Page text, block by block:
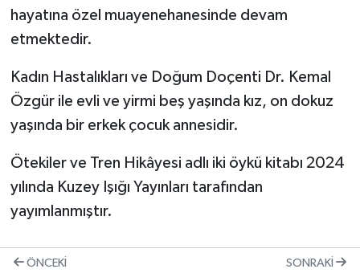
hayatına özel muayenehanesinde devam
etmektedir.
Kadın Hastalıkları ve Doğum Doçenti Dr. Kemal
Özgür ile evli ve yirmi beş yaşında kız, on dokuz
yaşında bir erkek çocuk annesidir.
Ötekiler ve Tren Hikâyesi adlı iki öykü kitabı 2024
yılında Kuzey Işığı Yayınları tarafından
yayımlanmıştır.
ÖNCEKI SONRAKI